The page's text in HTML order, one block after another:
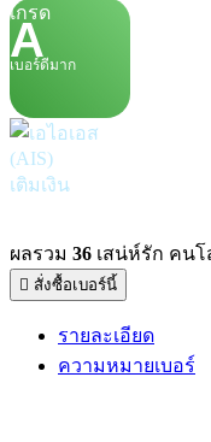
เกรด
A
เบอร์ดีมาก
เติมเงิน
ผลรวม 36 เสน่ห์รัก คนโ
สั่งซื้อเบอร์นี้
รายละเอียด
ความหมายเบอร์